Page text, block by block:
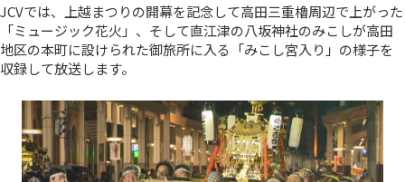
JCVでは、上越まつりの開幕を記念して高田三重櫓周辺で上がった
「ミュージック花火」、そして直江津の八坂神社のみこしが高田
地区の本町に設けられた御旅所に入る「みこし宮入り」の様子を
収録して放送します。